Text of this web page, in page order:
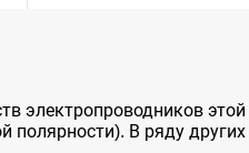
электропроводников
полярности). В ряду